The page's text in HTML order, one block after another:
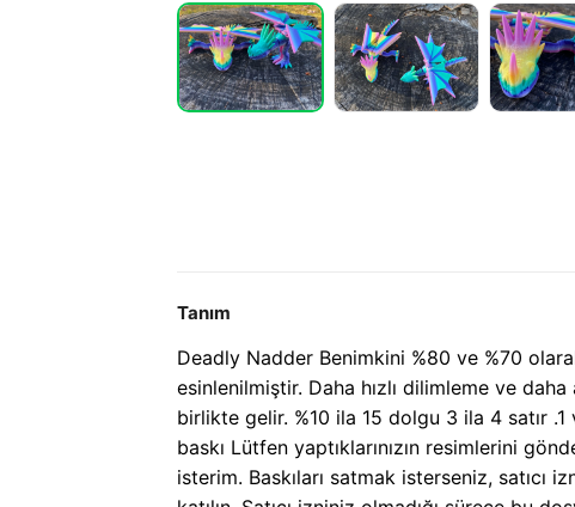
Tanım
Deadly Nadder Benimkini %80 ve %70
esinlenilmiştir. Daha hızlı dilimleme ve
birlikte gelir. %10 ila 15 dolgu 3 ila 4 satır
baskı Lütfen yaptıklarınızın resimlerini
isterim. Baskıları satmak isterseniz, satıcı